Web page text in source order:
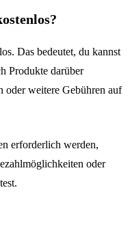
Das bedeutet, du kannst
Produkte darüber
oder weitere Gebühren auf
erforderlich werden,
oder